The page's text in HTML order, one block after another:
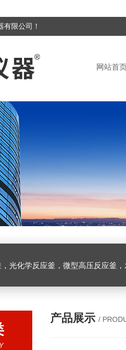
限公司！
网站首
，光化学反应釜，微型高压反应釜
产品展示 /